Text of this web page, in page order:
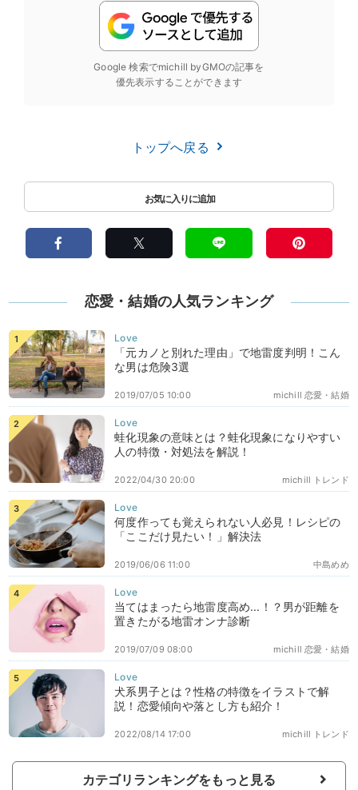
Google 検索でmichill byGMOの記事を
優先表示することができます
トップへ戻る
恋愛・結婚の人気ランキング
「元カノと別れた理由」で地雷度判明！こん
な男は危険3選
michill 恋愛・結婚
2019/07/05 10:00
蛙化現象の意味とは？蛙化現象になりやすい
人の特徴・対処法を解説！
michill トレンド
2022/04/30 20:00
何度作っても覚えられない人必見！レシピの
「ここだけ見たい！」解決法
中島めめ
2019/06/06 11:00
当てはまったら地雷度高め...！？男が距離を
置きたがる地雷オンナ診断
michill 恋愛・結婚
2019/07/09 08:00
犬系男子とは？性格の特徴をイラストで解
説！恋愛傾向や落とし方も紹介！
michill トレンド
2022/08/14 17:00
カテゴリランキングをもっと見る